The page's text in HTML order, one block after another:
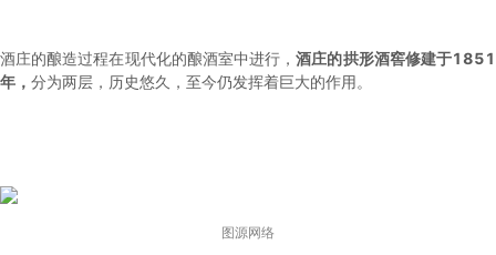
酒庄的酿造过程在现代化的酿酒室中进行，酒庄的拱形酒窖修建于1851
年， 分为两层，历史悠久，至今仍发挥着巨大的作用。
图源网络